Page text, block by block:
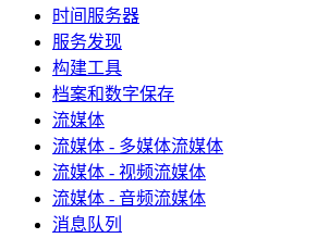
时间服务器
服务发现
构建工具
档案和数字保存
流媒体
流媒体 - 多媒体流媒体
流媒体 - 视频流媒体
流媒体 - 音频流媒体
消息队列